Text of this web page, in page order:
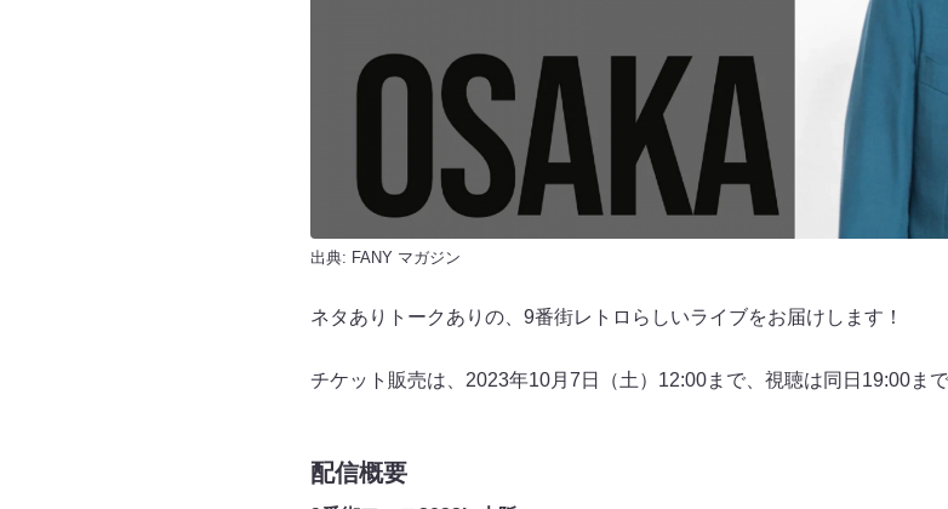
出典: FANY マガジン
ネタありトークありの、9番街レトロらしいライブをお届けします！
チケット販売は、2023年10月7日（土）12:00まで、視聴は同日19:00ま
配信概要